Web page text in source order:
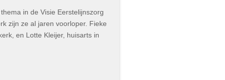
in de Visie Eerstelijnszorg
zijn ze al jaren voorloper. Fieke
en Lotte Kleijer, huisarts in